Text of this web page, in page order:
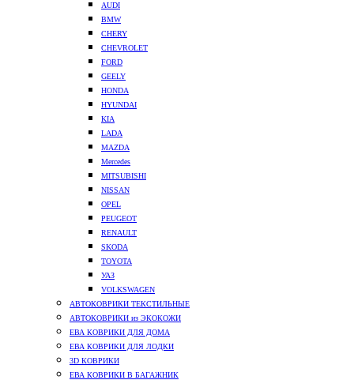
AUDI
BMW
CHERY
CHEVROLET
FORD
GEELY
HONDA
HYUNDAI
KIA
LADA
MAZDA
Mercedes
MITSUBISHI
NISSAN
OPEL
PEUGEOT
RENAULT
SKODA
TOYOTA
УАЗ
VOLKSWAGEN
АВТОКОВРИКИ ТЕКСТИЛЬНЫЕ
АВТОКОВРИКИ из ЭКОКОЖИ
ЕВА КОВРИКИ ДЛЯ ДОМА
ЕВА КОВРИКИ ДЛЯ ЛОДКИ
3D КОВРИКИ
ЕВА КОВРИКИ В БАГАЖНИК